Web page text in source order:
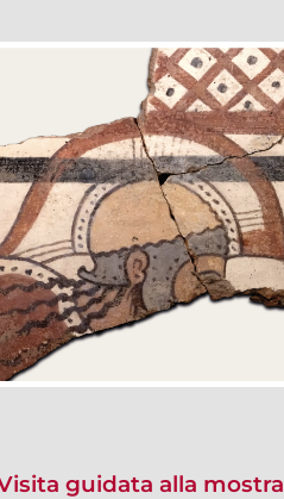
guidata alla mostra